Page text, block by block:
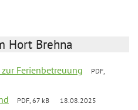
Hort Brehna
Ferienbetreuung
PDF,
PDF, 67 kB 18.08.2025